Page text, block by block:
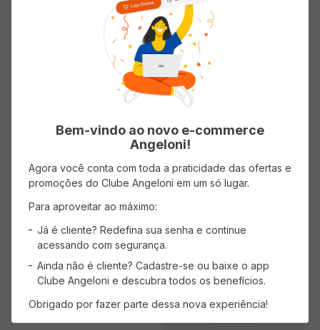
Coxa com Sobrecoxa de Frango
(0 avaliações)
AVISE-ME
Filé de Peito de Frango
COPACOL Bife Resfriado 600g
AVISE-ME
Bem-vindo ao novo e-commerce
Angeloni!
Agora você conta com toda a praticidade das ofertas e
promoções do Clube Angeloni em um só lugar.
Para aproveitar ao máximo:
Já é cliente? Redefina sua senha e continue
acessando com segurança.
Ainda não é cliente? Cadastre-se ou baixe o app
Clube Angeloni e descubra todos os benefícios.
Obrigado por fazer parte dessa nova experiência!